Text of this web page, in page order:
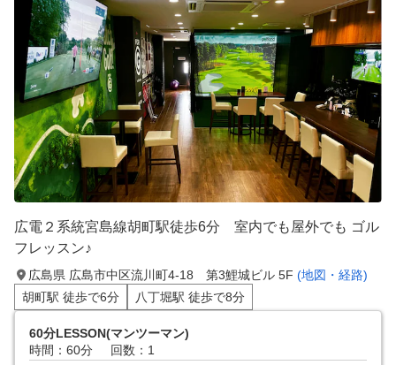
広電２系統宮島線胡町駅徒歩6分 室内でも屋外でも ゴル
フレッスン♪
広島県 広島市中区流川町4-18 第3鯉城ビル 5F (地図・経路)
胡町駅 徒歩で6分
八丁堀駅 徒歩で8分
60分LESSON(マンツーマン)
時間：60分
回数：1